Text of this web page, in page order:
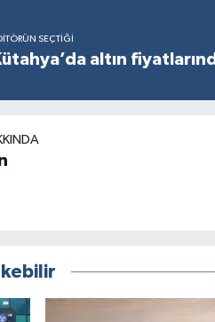
SEÇTIĞI
altın